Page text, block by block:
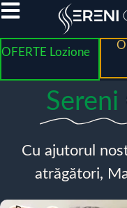
OFERTE Lozione
Sereni
Cu ajutorul
atrăgători,